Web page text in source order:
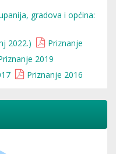
gradova i općina:
2022.)
Priznanje
2019
Priznanje 2016